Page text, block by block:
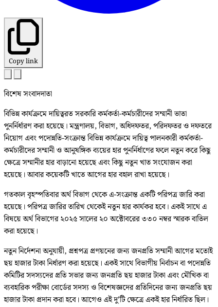
Copy link
বিশেষ সংবাদদাতা
বিভিন্ন কার্যক্রমে দায়িত্বরত সরকারি কর্মকর্তা-কর্মচারীদের সম্মানী ভাতা
পুনর্নির্ধারণ করা হয়েছে। মন্ত্রণালয়, বিভাগ, অধিদফতর, পরিদফতর ও দফতরে
নিয়োগ এবং পদোন্নতি-সংক্রান্ত বিভিন্ন কার্যক্রমে দায়িত্ব পালনকারী কর্মকর্তা-
কর্মচারীদের সম্মানী ও আনুষঙ্গিক ব্যয়ের হার পুনর্নির্ধাণের ফলে নতুন করে কিছু
ক্ষেত্রে সম্মানীর হার বাড়ানো হয়েছে এবং কিছু নতুন খাত সংযোজন করা
হয়েছে। আবার কয়েকটি খাতে আগের হার বহাল রাখা হয়েছে।
গতকাল বৃহস্পতিবার অর্থ বিভাগ থেকে এ-সংক্রান্ত একটি পরিপত্র জারি করা
হয়েছে। পরিপত্র জারির তারিখ থেকেই নতুন হার কার্যকর হবে। একই সাথে এ
বিষয়ে অর্থ বিভাগের ২০২৫ সালের ২০ অক্টোবরের ৩৩০ নম্বর স্মারক বাতিল
করা হয়েছে।
নতুন নির্দেশনা অনুযায়ী, প্রশ্নপত্র প্রণয়নের জন্য জনপ্রতি সম্মানী আগের মতোই
ছয় হাজার টাকা নির্ধারণ করা হয়েছে। একই সাথে বিভাগীয় নির্বাচন বা পদোন্নতি
কমিটির সদস্যদের প্রতি সভার জন্য জনপ্রতি ছয় হাজার টাকা এবং মৌখিক বা
ব্যবহারিক পরীক্ষা বোর্ডের সদস্য ও বিশেষজ্ঞদের প্রতিদিনের জন্য জনপ্রতি ছয়
হাজার টাকা প্রদান করা হবে। আগেও এই দু’টি ক্ষেত্রে একই হার নির্ধারিত ছিল।